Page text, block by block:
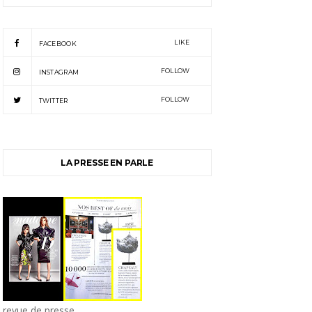
FACEBOOK LIKE
INSTAGRAM FOLLOW
TWITTER FOLLOW
LA PRESSE EN PARLE